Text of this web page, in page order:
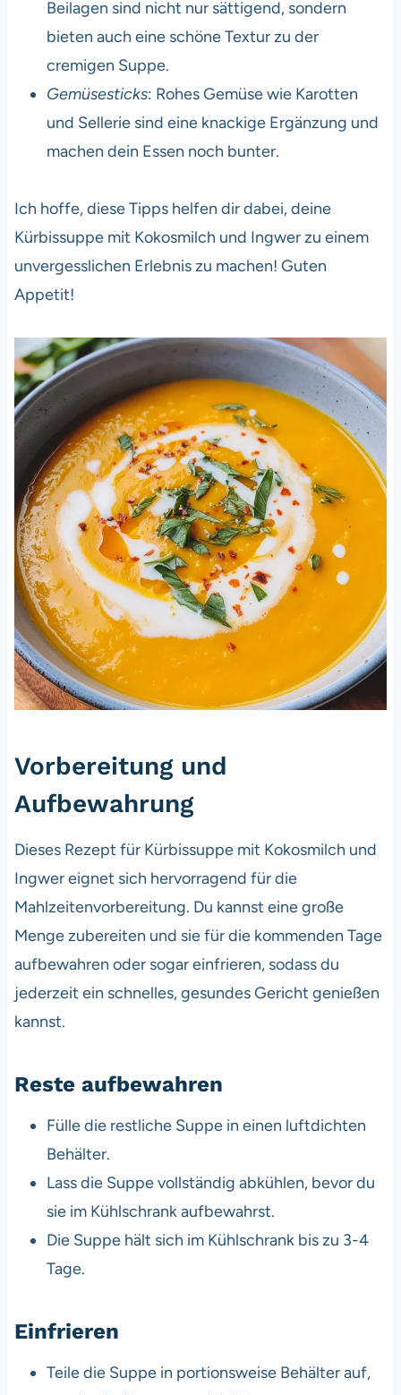
Beilagen sind nicht nur sättigend, sondern
bieten auch eine schöne Textur zu der
cremigen Suppe.
Gemüsesticks: Rohes Gemüse wie Karotten
und Sellerie sind eine knackige Ergänzung und
machen dein Essen noch bunter.
Ich hoffe, diese Tipps helfen dir dabei, deine
Kürbissuppe mit Kokosmilch und Ingwer zu einem
unvergesslichen Erlebnis zu machen! Guten
Appetit!
Vorbereitung und
Aufbewahrung
Dieses Rezept für Kürbissuppe mit Kokosmilch und
Ingwer eignet sich hervorragend für die
Mahlzeitenvorbereitung. Du kannst eine große
Menge zubereiten und sie für die kommenden Tage
aufbewahren oder sogar einfrieren, sodass du
jederzeit ein schnelles, gesundes Gericht genießen
kannst.
Reste aufbewahren
Fülle die restliche Suppe in einen luftdichten
Behälter.
Lass die Suppe vollständig abkühlen, bevor du
sie im Kühlschrank aufbewahrst.
Die Suppe hält sich im Kühlschrank bis zu 3-4
Tage.
Einfrieren
Teile die Suppe in portionsweise Behälter auf,